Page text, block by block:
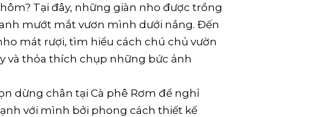
Tại đây, những giàn nho được trồng
mướt mắt vươn mình dưới nắng. Đến
mát rượi, tìm hiểu cách chú chủ vườn
và thỏa thích chụp những bức ảnh
dừng chân tại Cà phê Rơm để nghỉ
với mình bởi phong cách thiết kế